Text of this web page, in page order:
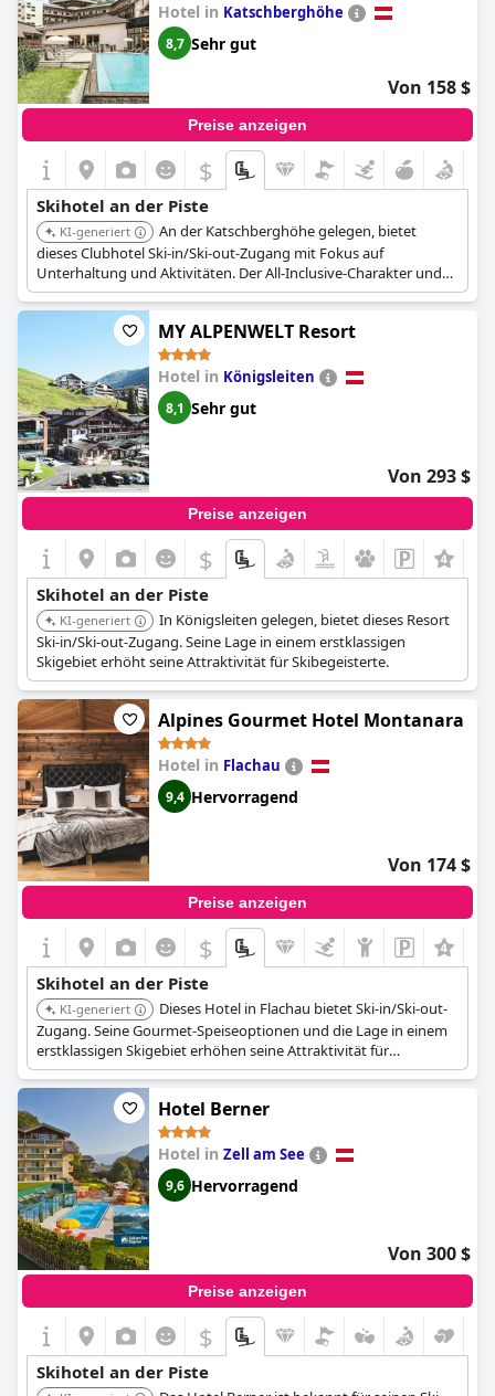
Hotel in Katschberghöhe
8,7 Sehr gut
Von 158 $
Preise anzeigen
$
Skihotel an der Piste
KI-generiert
An der Katschberghöhe gelegen, bietet
dieses Clubhotel Ski-in/Ski-out-Zugang mit Fokus auf
Unterhaltung und Aktivitäten. Der All-Inclusive-Charakter und
die familienfreundlichen Einrichtungen verbessern das
Skiurlaubserlebnis.
MY ALPENWELT Resort
Hotel in Königsleiten
8,1 Sehr gut
Von 293 $
Preise anzeigen
$
Skihotel an der Piste
KI-generiert
In Königsleiten gelegen, bietet dieses Resort
Ski-in/Ski-out-Zugang. Seine Lage in einem erstklassigen
Skigebiet erhöht seine Attraktivität für Skibegeisterte.
Alpines Gourmet Hotel Montanara
Hotel in Flachau
9,4 Hervorragend
Von 174 $
Preise anzeigen
$
Skihotel an der Piste
KI-generiert
Dieses Hotel in Flachau bietet Ski-in/Ski-out-
Zugang. Seine Gourmet-Speiseoptionen und die Lage in einem
erstklassigen Skigebiet erhöhen seine Attraktivität für
Skibegeisterte.
Hotel Berner
Hotel in Zell am See
9,6 Hervorragend
Von 300 $
Preise anzeigen
$
Skihotel an der Piste